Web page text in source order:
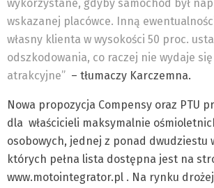
wykorzystane, gdyby samochód był
wskazanej placówce. Inną
własny klienta w wysokości 50 proc.
odszkodowania, co raczej nie wydaje
atrakcyjne” – tłumaczy Karczemna.
Nowa propozycja Compensy oraz PTU
dla właścicieli maksymalnie
osobowych, jednej z ponad dwudziestu
których pełna lista dostępna jest na
www.motointegrator.pl . Na rynku